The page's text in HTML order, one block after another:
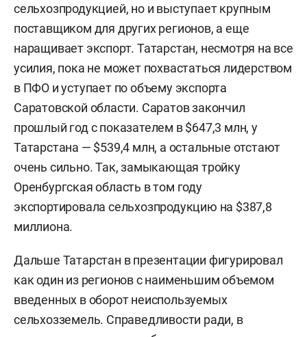
сельхозпродукцией, но и выступает крупным
поставщиком для других регионов, а еще
наращивает экспорт. Татарстан, несмотря на все
усилия, пока не может похвастаться лидерством
в ПФО и уступает по объему экспорта
Саратовской области. Саратов закончил
прошлый год с показателем в $647,3 млн, у
Татарстана — $539,4 млн, а остальные отстают
очень сильно. Так, замыкающая тройку
Оренбургская область в том году
экспортировала сельхозпродукцию на $387,8
миллиона.
Дальше Татарстан в презентации фигурировал
как один из регионов с наименьшим объемом
введенных в оборот неиспользуемых
сельхозземель. Справедливости ради, в